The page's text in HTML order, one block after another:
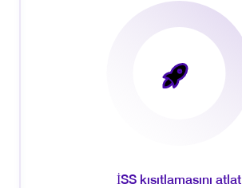
İSS kısıtlamasını atlat